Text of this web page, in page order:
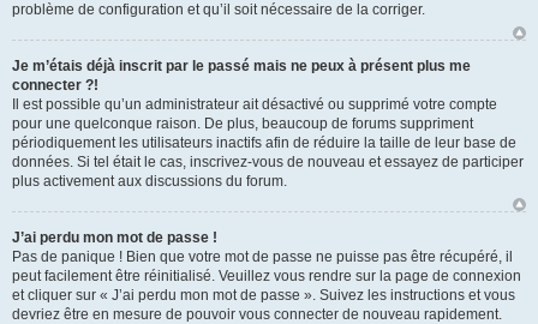
problème de configuration et qu’il soit nécessaire de la corriger.
Je m’étais déjà inscrit par le passé mais ne peux à présent plus me
connecter ?!
Il est possible qu’un administrateur ait désactivé ou supprimé votre compte
pour une quelconque raison. De plus, beaucoup de forums suppriment
périodiquement les utilisateurs inactifs afin de réduire la taille de leur base de
données. Si tel était le cas, inscrivez-vous de nouveau et essayez de participer
plus activement aux discussions du forum.
J’ai perdu mon mot de passe !
Pas de panique ! Bien que votre mot de passe ne puisse pas être récupéré, il
peut facilement être réinitialisé. Veuillez vous rendre sur la page de connexion
et cliquer sur « J’ai perdu mon mot de passe ». Suivez les instructions et vous
devriez être en mesure de pouvoir vous connecter de nouveau rapidement.